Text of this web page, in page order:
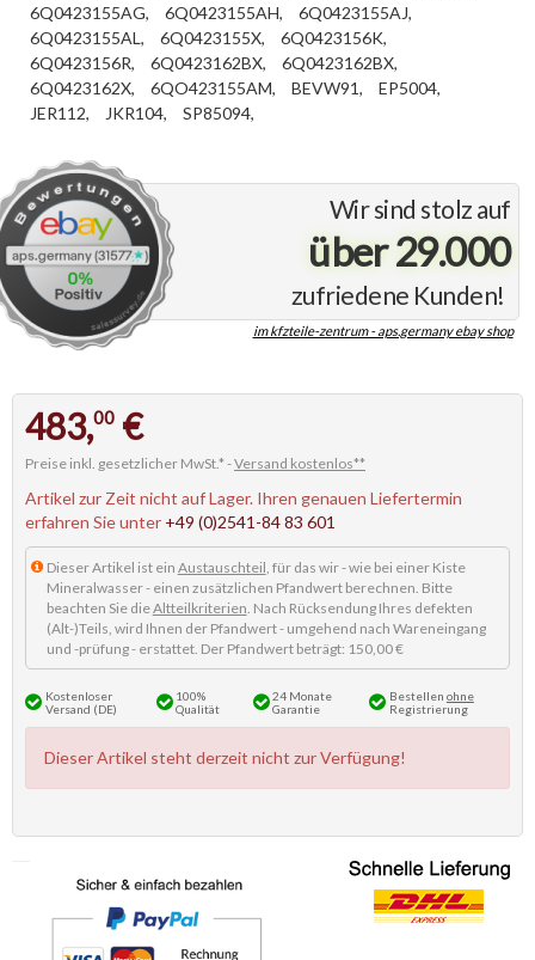
Wir sind stolz auf
über 29.000
zufriedene Kunden!
im kfzteile-zentrum - aps.germany ebay shop
6Q0423155AG,
6Q0423155AH,
6Q0423155AJ,
6Q0423155AL,
6Q0423155X,
6Q0423156K,
6Q0423156R,
6Q0423162BX,
6Q0423162BX,
6Q0423162X,
6QO423155AM, BEVW91,
EP5004,
JER112,
JKR104, SP85094,
483,00 €
Preise inkl. gesetzlicher MwSt.* -Versand kostenlos**
Artikel zur Zeit nicht auf Lager. Ihren genauen Liefertermin
erfahren Sie unter +49 (0)2541-84 83 601
Dieser Artikel ist ein Austauschteil, für das wir - wie bei einer Kiste
Mineralwasser - einen zusätzlichen Pfandwert berechnen. Bitte
beachten Sie dieAltteilkriterien. Nach Rücksendung Ihres defekten
(Alt-)Teils, wird Ihnen der Pfandwert - umgehend nach Wareneingang
und -prüfung - erstattet. Der Pfandwert beträgt: 150,00 €
Kostenloser
Versand (DE)
100%
Qualität
24 Monate
Garantie
Bestellen ohne
Registrierung
Dieser Artikel steht derzeit nicht zur Verfügung!